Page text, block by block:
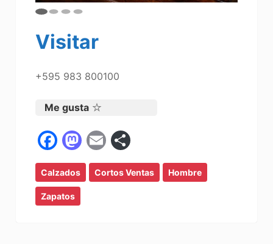
Visitar
+595 983 800100
Me gusta
F
a
c
e
M
a
st
E
m
ai
o
m
Calzados Cortos Ventas Hombre
Zapatos